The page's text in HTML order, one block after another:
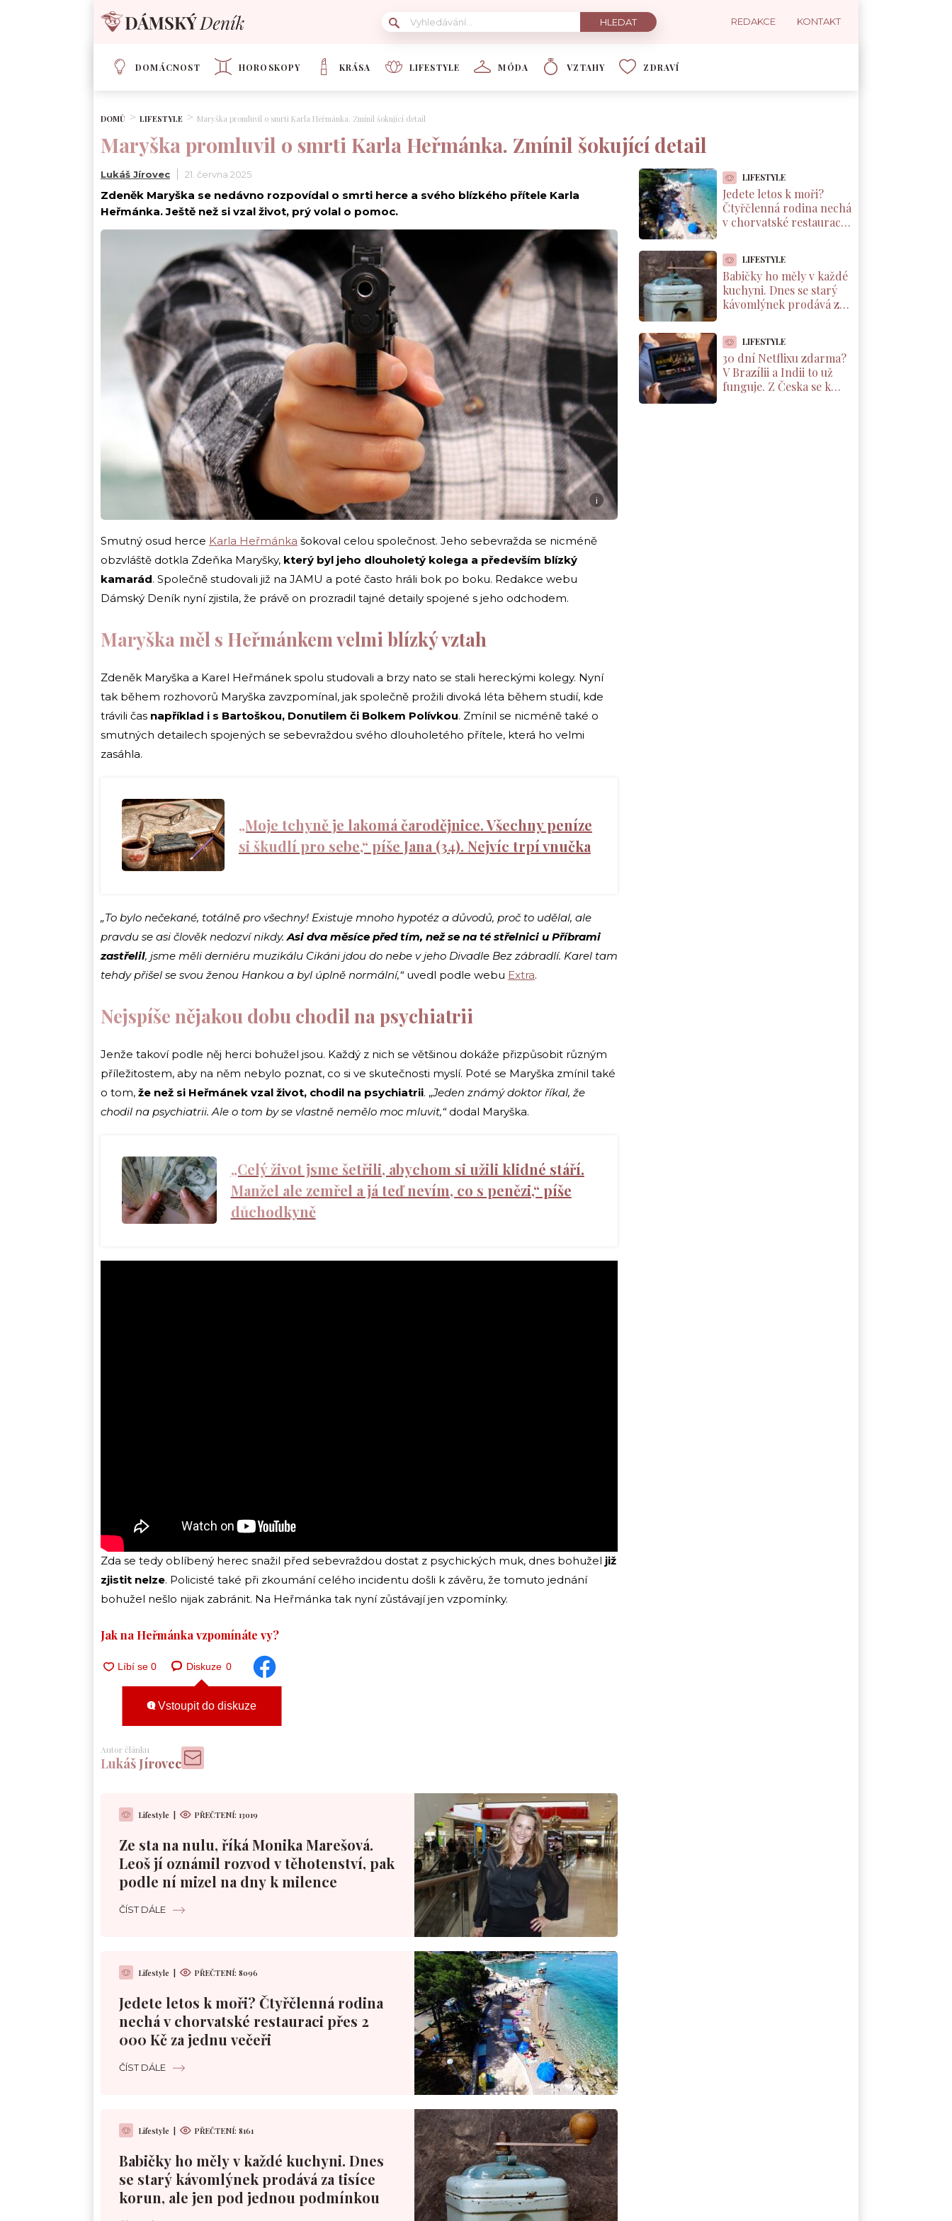
REDAKCE KONTAKT
DOMÁCNOST HOROSKOPY KRÁSA LIFESTYLE MÓDA VZTAHY ZDRAVÍ
DOMŮ LIFESTYLE Maryška promluvil o smrti Karla Heřmánka. Zmínil šokující detail
Maryška promluvil o smrti Karla Heřmánka. Zmínil šokující detail
Lukáš Jírovec 21. června 2025
Zdeněk Maryška se nedávno rozpovídal o smrti herce a svého blízkého přítele Karla
Heřmánka. Ještě než si vzal život, prý volal o pomoc.
i
Smutný osud herce Karla Heřmánka šokoval celou společnost. Jeho sebevražda se nicméně
obzvláště dotkla Zdeňka Maryšky, který byl jeho dlouholetý kolega a především blízký
kamarád. Společně studovali již na JAMU a poté často hráli bok po boku. Redakce webu
Dámský Deník nyní zjistila, že právě on prozradil tajné detaily spojené s jeho odchodem.
Maryška měl s Heřmánkem velmi blízký vztah
Zdeněk Maryška a Karel Heřmánek spolu studovali a brzy nato se stali hereckými kolegy. Nyní
tak během rozhovorů Maryška zavzpomínal, jak společně prožili divoká léta během studií, kde
trávili čas například i s Bartoškou, Donutilem či Bolkem Polívkou. Zmínil se nicméně také o
smutných detailech spojených se sebevraždou svého dlouholetého přítele, která ho velmi
zasáhla.
„Moje tchyně je lakomá čarodějnice. Všechny peníze
si škudlí pro sebe,“ píše Jana (34). Nejvíc trpí vnučka
„To bylo nečekané, totálně pro všechny! Existuje mnoho hypotéz a důvodů, proč to udělal, ale
pravdu se asi člověk nedozví nikdy.Asi dva měsíce před tím, než se na té střelnici u Příbrami
zastřelil, jsme měli derniéru muzikálu Cikáni jdou do nebe v jeho Divadle Bez zábradlí. Karel tam
tehdy přišel se svou ženou Hankou a byl úplně normální,“uvedl podle webu Extra.
Nejspíše nějakou dobu chodil na psychiatrii
Jenže takoví podle něj herci bohužel jsou. Každý z nich se většinou dokáže přizpůsobit různým
příležitostem, aby na něm nebylo poznat, co si ve skutečnosti myslí. Poté se Maryška zmínil také
o tom, že než si Heřmánek vzal život, chodil na psychiatrii. „Jeden známý doktor říkal, že
chodil na psychiatrii. Ale o tom by se vlastně nemělo moc mluvit,“dodal Maryška.
„Celý život jsme šetřili, abychom si užili klidné stáří.
Manžel ale zemřel a já teď nevím, co s penězi,“ píše
důchodkyně
Zda se tedy oblíbený herec snažil před sebevraždou dostat z psychických muk, dnes bohužel již
zjistit nelze. Policisté také při zkoumání celého incidentu došli k závěru, že tomuto jednání
bohužel nešlo nijak zabránit. Na Heřmánka tak nyní zůstávají jen vzpomínky.
Jak na Heřmánka vzpomínáte vy?
Diskuze 0
Vstoupit do diskuze
Autor článku
Lukáš Jírovec
Lifestyle | PŘEČTENÍ: 13019
Ze sta na nulu, říká Monika Marešová.
Leoš jí oznámil rozvod v těhotenství, pak
podle ní mizel na dny k milence
ČÍST DÁLE
Lifestyle | PŘEČTENÍ: 8096
Jedete letos k moři? Čtyřčlenná rodina
nechá v chorvatské restauraci přes 2
000 Kč za jednu večeři
ČÍST DÁLE
Lifestyle | PŘEČTENÍ: 8161
Babičky ho měly v každé kuchyni. Dnes
se starý kávomlýnek prodává za tisíce
korun, ale jen pod jednou podmínkou
LIFESTYLE
Jedete letos k moři?
Čtyřčlenná rodina nechá
v chorvatské restauraci
večeři
LIFESTYLE
Babičky ho měly v každé
kuchyni. Dnes se starý
kávomlýnek prodává za
jednou podmínkou
LIFESTYLE
30 dní Netflixu zdarma?
V Brazílii a Indii to už
funguje. Z Česka se k